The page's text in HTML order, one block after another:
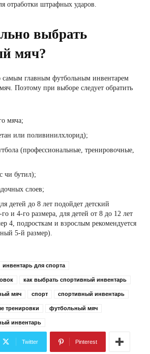
отработки штрафных ударов.
выбрать
мяч?
самым главным футбольным инвентарем
Поэтому при выборе следует обратить
мяча;
или поливинилхлорид);
(профессиональные, тренировочные,
чи бутил);
слоев;
детей до 8 лет подойдет детский
и 4-го размера, для детей от 8 до 12 лет
4, подросткам и взрослым рекомендуется
5-й размер).
инвентарь для спорта
как выбрать спортивный инвентарь
мяч спорт спортивный инвентарь
тренировки футбольный мяч
инвентарь
Twitter Pinterest